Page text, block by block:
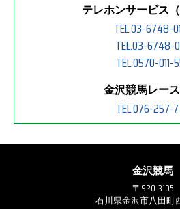
テレホンサービス（
TEL.03-6748-
TEL.03-6748-
TEL.0570-011-
金沢競馬レー
TEL.076-257-
金沢競馬
〒920-3105
石川県金沢市八田町